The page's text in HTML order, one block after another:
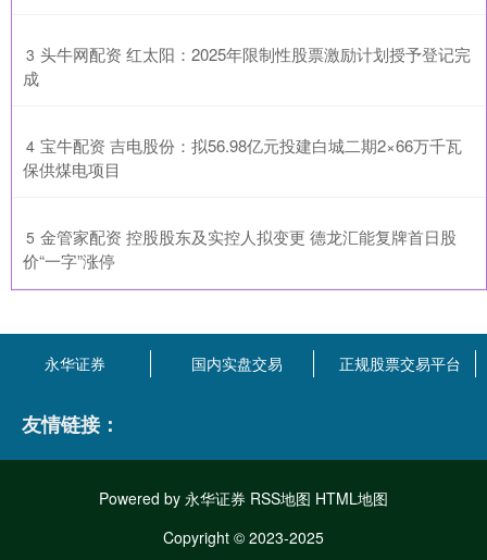
3 ​头牛网配资 红太阳：2025年限制性股票激励计划授予登记完
成
4 ​宝牛配资 吉电股份：拟56.98亿元投建白城二期2×66万千瓦
保供煤电项目
5 ​金管家配资 控股股东及实控人拟变更 德龙汇能复牌首日股
价“一字”涨停
永华证券 国内实盘交易 正规股票交易平台
友情链接：
Powered by 永华证券 RSS地图 HTML地图
Copyright © 2023-2025